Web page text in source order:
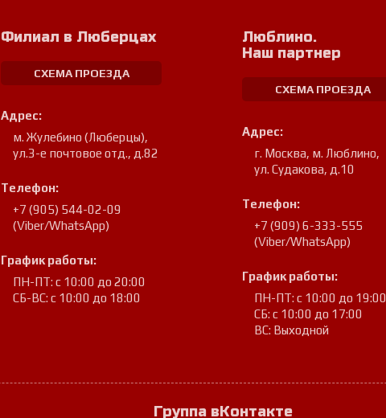
Филиал в Люберцах
СХЕМА ПРОЕЗДА
Адрес:
м. Жулебино (Люберцы),
ул.3-е почтовое отд., д.82
Телефон:
+7 (905) 544-02-09
(Viber/WhatsApp)
График работы:
ПН-ПТ: с 10:00 до 20:00
СБ-ВС: с 10:00 до 18:00
Люблино.
Наш партнер
СХЕМА ПРОЕЗДА
Адрес:
г. Москва, м. Люблино,
ул. Судакова, д.10
Телефон:
+7 (909) 6-333-555
(Viber/WhatsApp)
График работы:
ПН-ПТ: с 10:00 до 19:00
СБ: с 10:00 до 17:00
ВС: Выходной
Группа вКонтакте